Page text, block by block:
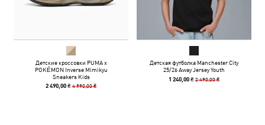
Детские кроссовки PUMA x
POKÉMON Inverse Mimikyu
Sneakers Kids
2 490,00 ₴4 990,00 ₴
Детская футболка Manchester City
25/26 Away Jersey Youth
1 240,00 ₴2 490,00 ₴